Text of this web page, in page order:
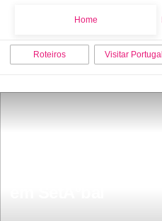
Home
Roteiros Visitar Portugal